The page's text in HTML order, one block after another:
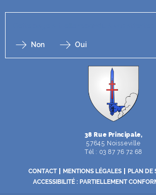
Non Oui
38 Rue Principale,
57645 Noisseville
Tél : 03 87 76 72 68
CONTACT MENTIONS LÉGALES PLAN DE
ACCESSIBILITÉ : PARTIELLEMENT